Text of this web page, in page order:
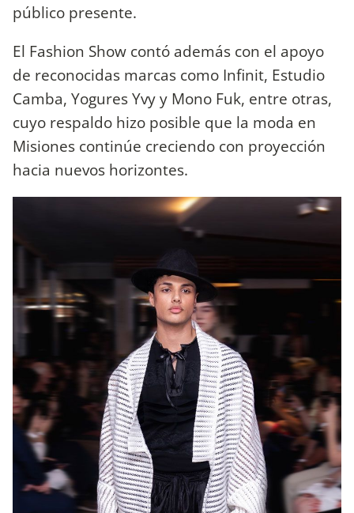
público presente.
El Fashion Show contó además con el apoyo
de reconocidas marcas como Infinit, Estudio
Camba, Yogures Yvy y Mono Fuk, entre otras,
cuyo respaldo hizo posible que la moda en
Misiones continúe creciendo con proyección
hacia nuevos horizontes.